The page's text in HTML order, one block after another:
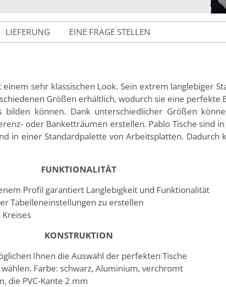
LIEFERUNG EINE FRAGE STELLEN
einem sehr klassischen Look. Sein extrem langlebiger
Größen erhältlich, wodurch sie eine perfekte
können. Dank unterschiedlicher Größen
oder Banketträumen erstellen. Pablo Tische sind
in einer Standardpalette von Arbeitsplatten. Dadurch
FUNKTIONALITÄT
Profil garantiert Langlebigkeit und Funktionalität
Tabelleneinstellungen zu erstellen
KONSTRUKTION
Ihnen die Auswahl der perfekten Tische
Farbe: schwarz, Aluminium, verchromt
die PVC-Kante 2 mm